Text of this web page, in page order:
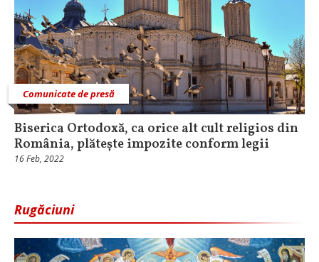
Comunicate de presă
Biserica Ortodoxă, ca orice alt cult religios din
România, plătește impozite conform legii
16 Feb, 2022
Rugăciuni